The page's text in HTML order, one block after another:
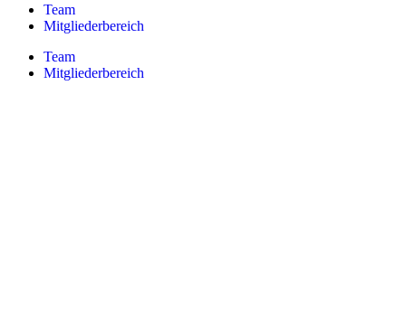
Team
Mitgliederbereich
Team
Mitgliederbereich